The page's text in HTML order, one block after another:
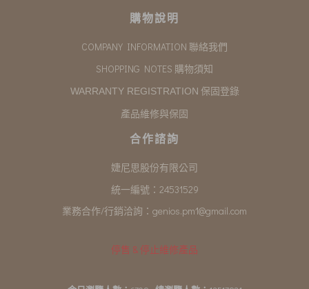
購物說明
COMPANY INFORMATION 聯絡我們
SHOPPING NOTES 購物須知
WARRANTY REGISTRATION 保固登錄
產品維修與保固
合作諮詢
婕尼思股份有限公司
統一編號：24531529
業務合作/行銷洽詢： genios.pm1@gmail.com
停售 & 停止維修產品